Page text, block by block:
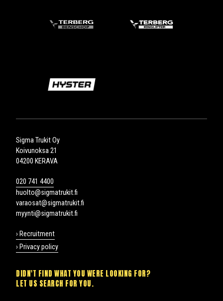
Sigma Trukit Oy
Koivunoksa 21
04200 KERAVA
020 741 4400
huolto@sigmatrukit.fi
varaosat@sigmatrukit.fi
myynti@sigmatrukit.fi
› Recruitment
› Privacy policy
DIDN'T FIND WHAT YOU WERE LOOKING FOR?
LET US SEARCH FOR YOU.